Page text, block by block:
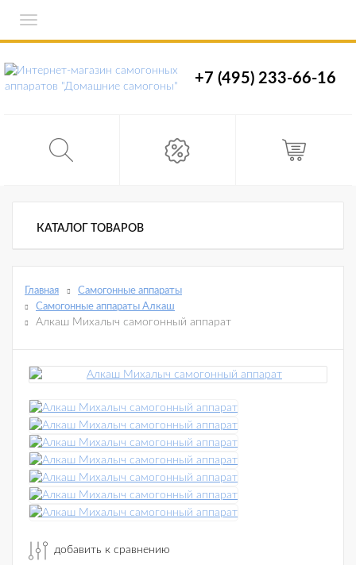
Toggle
+7 (495) 233-66-16
КАТАЛОГ ТОВАРОВ
Главная
Самогонные аппараты
Самогонные аппараты Алкаш
Алкаш Михалыч самогонный аппарат
добавить к сравнению